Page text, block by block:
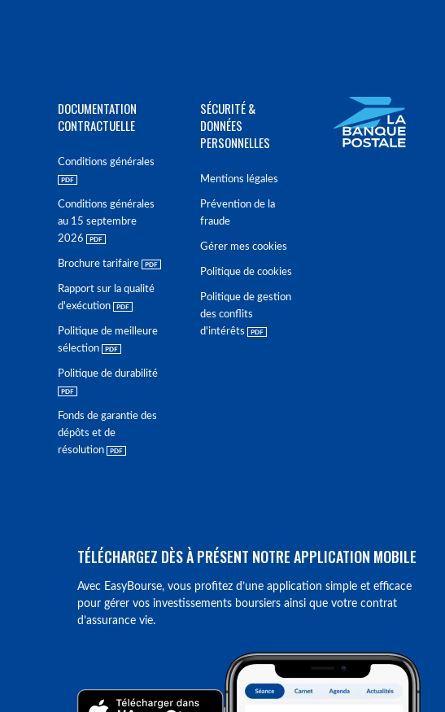
DOCUMENTATION
CONTRACTUELLE
Conditions générales
Conditions générales
au 15 septembre
2026
Brochure tarifaire
Rapport sur la qualité
d'exécution
Politique de meilleure
sélection
Politique de durabilité
Fonds de garantie des
dépôts et de
résolution
SÉCURITÉ &
DONNÉES
PERSONNELLES
Mentions légales
Prévention de la
fraude
Gérer mes cookies
Politique de cookies
Politique de gestion
des conflits
d'intérêts
TÉLÉCHARGEZ DÈS À PRÉSENT NOTRE APPLICATION MOBILE
Avec EasyBourse, vous profitez d’une application simple et efficace
pour gérer vos investissements boursiers ainsi que votre contrat
d’assurance vie.